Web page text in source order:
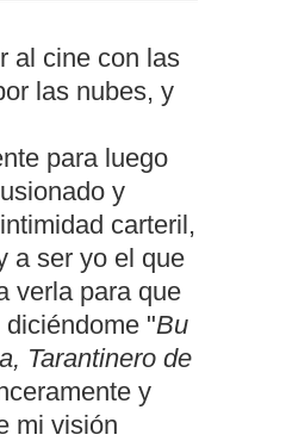
al cine con las
las nubes, y
para luego
y
carteril,
a ser yo el que
verla para que
"Bu
Tarantinero de
y
mi visión